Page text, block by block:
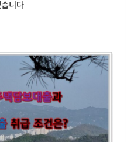
니다